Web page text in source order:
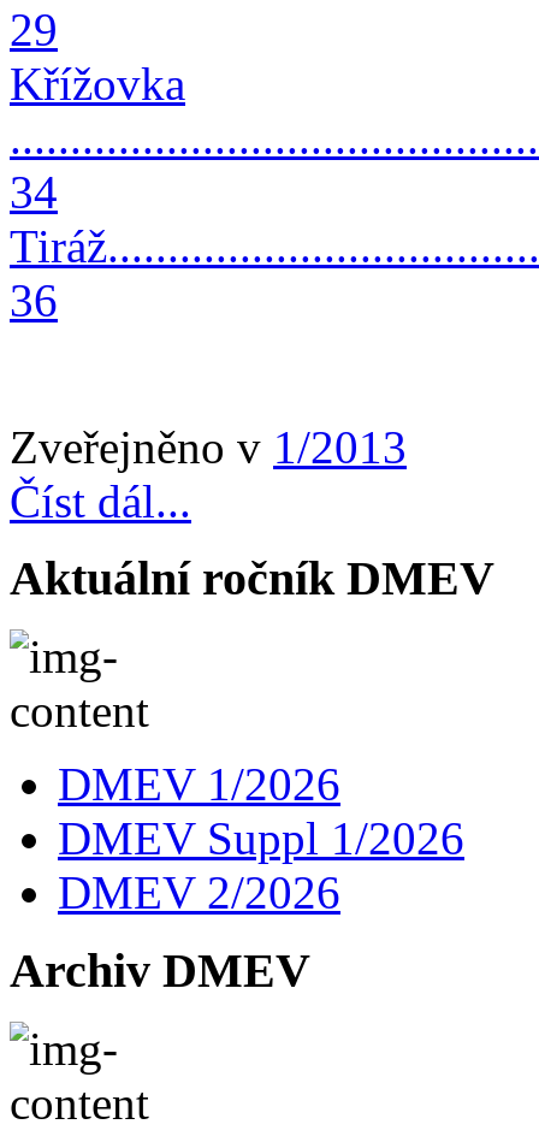
29
Křížovka
34
36
Zveřejněno v 1/2013
Číst dál...
Aktuální ročník DMEV
DMEV 1/2026
DMEV Suppl 1/2026
DMEV 2/2026
Archiv DMEV